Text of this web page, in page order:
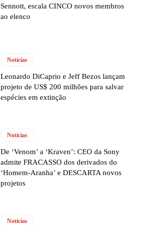
Sennott, escala CINCO novos membros
ao elenco
Notícias
Leonardo DiCaprio e Jeff Bezos lançam
projeto de US$ 200 milhões para salvar
espécies em extinção
Notícias
De ‘Venom’ a ‘Kraven’: CEO da Sony
admite FRACASSO dos derivados do
‘Homem-Aranha’ e DESCARTA novos
projetos
Notícias